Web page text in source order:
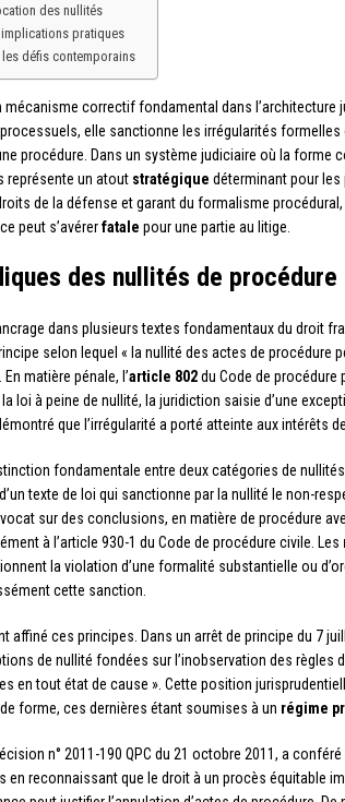
des nullités
pratiques
défis contemporains
correctif fondamental dans l’architecture
elle sanctionne les irrégularités
procédure. Dans un système judiciaire où la forme
représente un atout stratégique déterminant pour les
de la défense et garant du formalisme
peut s’avérerfatale pour une partie au litige.
des nullités de procédure
dans plusieurs textes fondamentaux du droit
selon lequel « la nullité des actes de procédure
matière pénale, l’article 802du Code de procédure
loi à peine de nullité, la juridiction saisie d’une
que l’irrégularité a porté atteinte aux intérêts
fondamentale entre deux catégories de
texte de loi qui sanctionne par la nullité le non-
sur des conclusions, en matière de procédure
à l’article 930-1 du Code de procédure civile. Les
la violation d’une formalité substantielle ou
cette sanction.
affiné ces principes. Dans un arrêt de principe du 7
de nullité fondées sur l’inobservation des règles
en tout état de cause ». Cette position
forme, ces dernières étant soumises à un régime
n° 2011-190 QPC du 21 octobre 2011, a
reconnaissant que le droit à un procès équitable